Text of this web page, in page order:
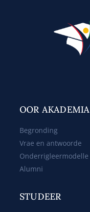
OOR AKADEMIA
Begronding
Vrae en antwoorde
Onderrigleermodelle
Alumni
STUDEER